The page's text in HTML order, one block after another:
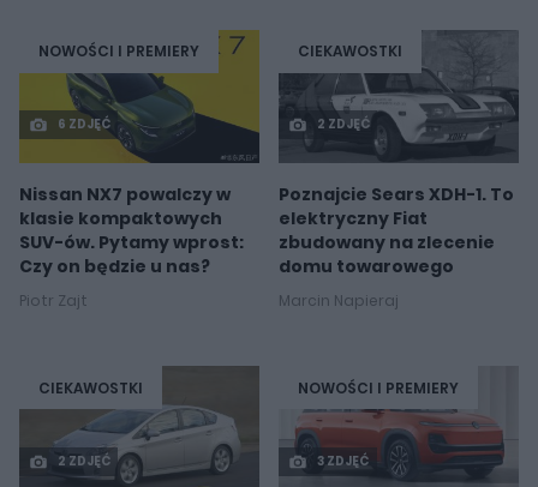
NOWOŚCI I PREMIERY
6 ZDJĘĆ
Nissan NX7 powalczy w
klasie kompaktowych
SUV-ów. Pytamy wprost:
Czy on będzie u nas?
Piotr Zajt
CIEKAWOSTKI
2 ZDJĘĆ
Poznajcie Sears XDH-1. To
elektryczny Fiat
zbudowany na zlecenie
domu towarowego
Marcin Napieraj
CIEKAWOSTKI
2 ZDJĘĆ
NOWOŚCI I PREMIERY
3 ZDJĘĆ